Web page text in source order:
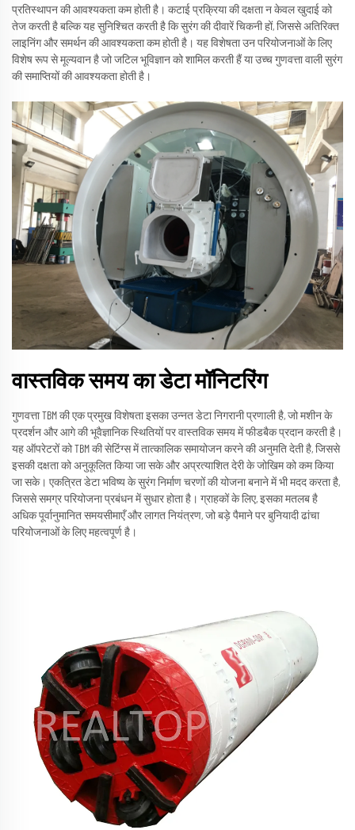
प्रतिस्थापन की आवश्यकता कम होती है। कटाई प्रक्रिया की दक्षता न केवल खुदाई को
तेज करती है बल्कि यह सुनिश्चित करती है कि सुरंग की दीवारें चिकनी हों, जिससे अतिरिक्त
लाइनिंग और समर्थन की आवश्यकता कम होती है। यह विशेषता उन परियोजनाओं के लिए
विशेष रूप से मूल्यवान है जो जटिल भूविज्ञान को शामिल करती हैं या उच्च गुणवत्ता वाली सुरंग
की समाप्तियों की आवश्यकता होती है।
वास्तविक समय का डेटा मॉनिटरिंग
गुणवत्ता TBM की एक प्रमुख विशेषता इसका उन्नत डेटा निगरानी प्रणाली है, जो मशीन के
प्रदर्शन और आगे की भूवैज्ञानिक स्थितियों पर वास्तविक समय में फीडबैक प्रदान करती है।
यह ऑपरेटरों को TBM की सेटिंग्स में तात्कालिक समायोजन करने की अनुमति देती है, जिससे
इसकी दक्षता को अनुकूलित किया जा सके और अप्रत्याशित देरी के जोखिम को कम किया
जा सके। एकत्रित डेटा भविष्य के सुरंग निर्माण चरणों की योजना बनाने में भी मदद करता है,
जिससे समग्र परियोजना प्रबंधन में सुधार होता है। ग्राहकों के लिए, इसका मतलब है
अधिक पूर्वानुमानित समयसीमाएँ और लागत नियंत्रण, जो बड़े पैमाने पर बुनियादी ढांचा
परियोजनाओं के लिए महत्वपूर्ण है।